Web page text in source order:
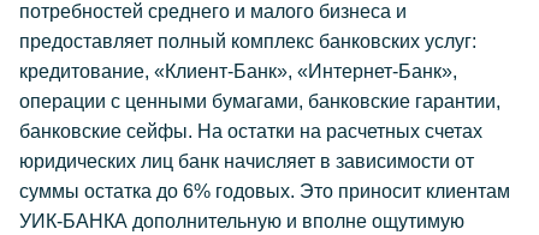
потребностей среднего и малого бизнеса и
предоставляет полный комплекс банковских услуг:
кредитование, «Клиент-Банк», «Интернет-Банк»,
операции с ценными бумагами, банковские гарантии,
банковские сейфы. На остатки на расчетных счетах
юридических лиц банк начисляет в зависимости от
суммы остатка до 6% годовых. Это приносит клиентам
УИК-БАНКА дополнительную и вполне ощутимую